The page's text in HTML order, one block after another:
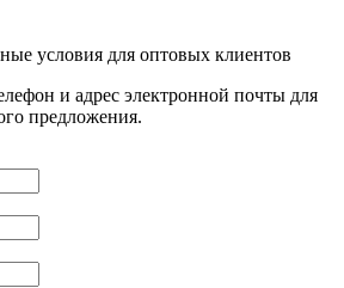
условия для оптовых клиентов
и адрес электронной почты для
предложения.